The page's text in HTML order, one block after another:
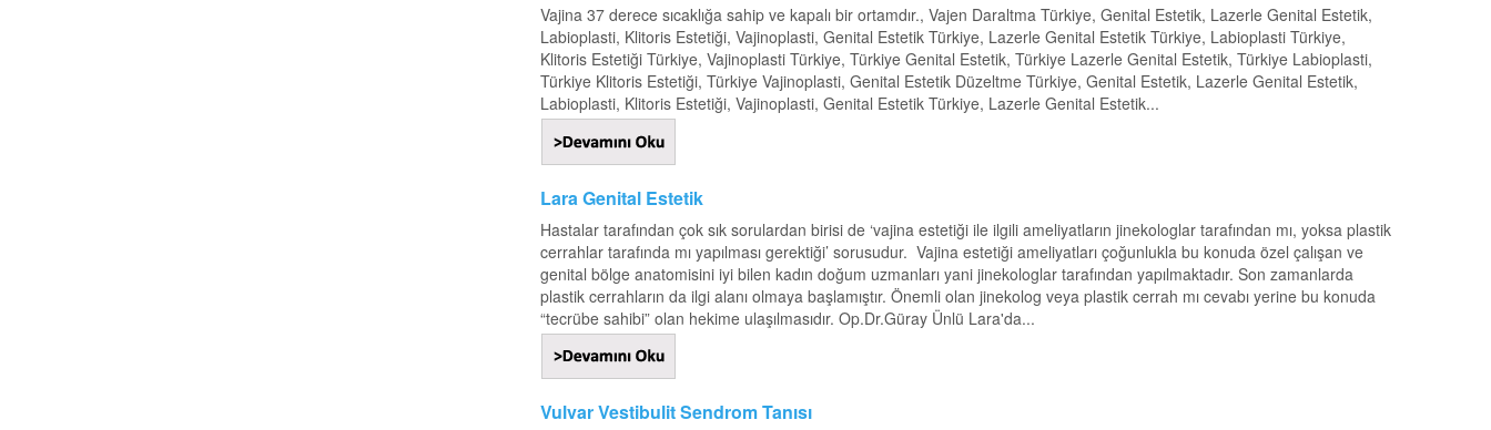
Vajina 37 derece sıcaklığa sahip ve kapalı bir ortamdır., Vajen Daraltma Türkiye, Genital Estetik, Lazerle Genital Estetik,
Labioplasti, Klitoris Estetiği, Vajinoplasti, Genital Estetik Türkiye, Lazerle Genital Estetik Türkiye, Labioplasti Türkiye,
Klitoris Estetiği Türkiye, Vajinoplasti Türkiye, Türkiye Genital Estetik, Türkiye Lazerle Genital Estetik, Türkiye Labioplasti,
Türkiye Klitoris Estetiği, Türkiye Vajinoplasti, Genital Estetik Düzeltme Türkiye, Genital Estetik, Lazerle Genital Estetik,
Labioplasti, Klitoris Estetiği, Vajinoplasti, Genital Estetik Türkiye, Lazerle Genital Estetik...
Lara Genital Estetik
Hastalar tarafından çok sık sorulardan birisi de ‘vajina estetiği ile ilgili ameliyatların jinekologlar tarafından mı, yoksa plastik
cerrahlar tarafında mı yapılması gerektiği’ sorusudur. Vajina estetiği ameliyatları çoğunlukla bu konuda özel çalışan ve
genital bölge anatomisini iyi bilen kadın doğum uzmanları yani jinekologlar tarafından yapılmaktadır. Son zamanlarda
plastik cerrahların da ilgi alanı olmaya başlamıştır. Önemli olan jinekolog veya plastik cerrah mı cevabı yerine bu konuda
“tecrübe sahibi” olan hekime ulaşılmasıdır. Op.Dr.Güray Ünlü Lara'da...
Vulvar Vestibulit Sendrom Tanısı